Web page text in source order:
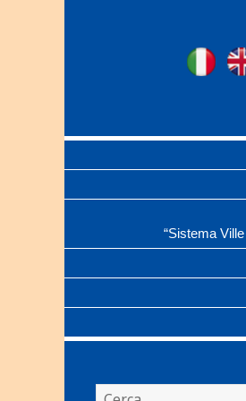
Ville
“Sistema
Ricerca